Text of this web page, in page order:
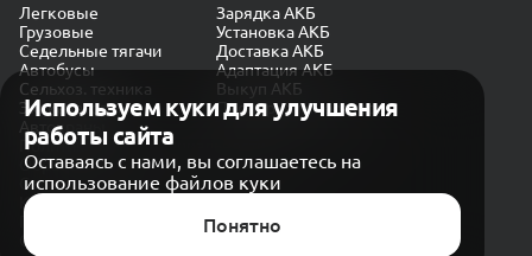
Используем куки для улучшения
работы сайта
Оставаясь с нами, вы соглашаетесь на
использование файлов куки
Понятно
Легковые
Грузовые
Седельные тягачи
Автобусы
Сельхоз. техника
Экскаваторы
Автокраны
Зарядка АКБ
Установка АКБ
Доставка АКБ
Адаптация АКБ
Выкуп АКБ
Проверка генератора
Политика конфиденциальности
Обработка персональных данных
Согласие на обработку в «Яндекс.Метрика»
Карта сайта
© CARAKB 2026. Все права защищены